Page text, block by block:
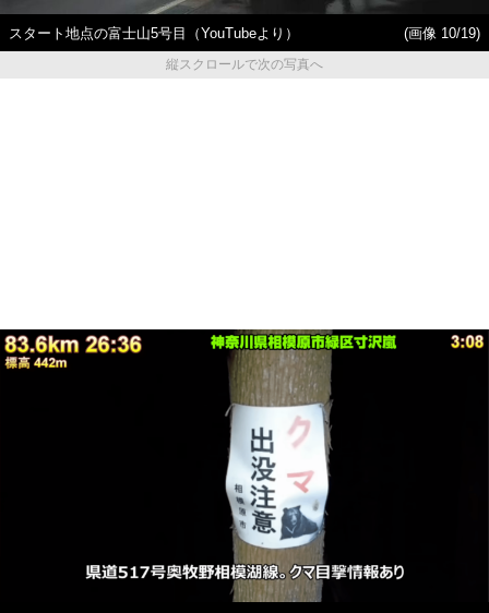
スタート地点の富士山5号目（YouTubeより）
(画像 10/19)
縦スクロールで次の写真へ